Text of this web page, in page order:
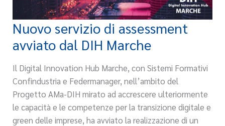
Nuovo servizio di assessment
avviato dal DIH Marche
Il Digital Innovation Hub Marche, con Sistemi Formativi
Confindustria e Federmanager, nell’ambito del
Progetto AMa-DIH mirato ad accrescere ulteriormente
le capacità e le competenze per la transizione digitale e
green delle imprese, ha avviato la realizzazione di un
Nuovo
servizio
di
assessment
avviato
dal
DIH
Marche